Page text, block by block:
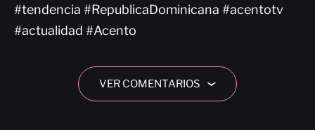
#tendencia #RepublicaDominicana #acentotv
#actualidad #Acento
VER COMENTARIOS ›